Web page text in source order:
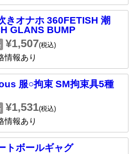
きオナホ 360FETISH 潮
GLANS BUMP
¥1,507(税込)
情報あり
服○拘束 SM拘束具5種
¥1,531(税込)
情報あり
トボールギャグ